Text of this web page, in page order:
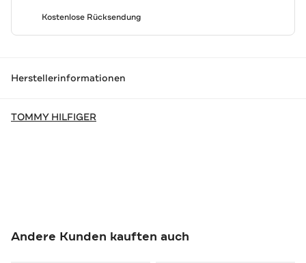
Kostenlose Rücksendung
Herstellerinformationen
TOMMY HILFIGER
Andere Kunden kauften auch